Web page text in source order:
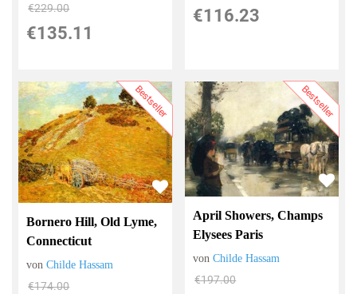
€229.00
€135.11
€116.23
Bestseller
Bornero Hill, Old Lyme,
Connecticut
vonChilde Hassam
€174.00
Bestseller
April Showers, Champs
Elysees Paris
vonChilde Hassam
€197.00